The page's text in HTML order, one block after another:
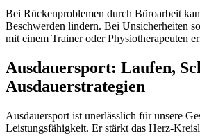
Bei Rückenproblemen durch Büroarbeit
Beschwerden lindern. Bei Unsicherheiten
mit einem Trainer oder Physiotherapeuten
Ausdauersport: Laufen,
Ausdauerstrategien
Ausdauersport ist unerlässlich für unsere
Leistungsfähigkeit. Er stärkt das Herz-